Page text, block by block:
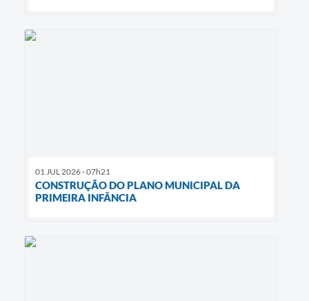
01 JUL 2026 - 07h21
CONSTRUÇÃO DO PLANO MUNICIPAL DA
PRIMEIRA INFÂNCIA